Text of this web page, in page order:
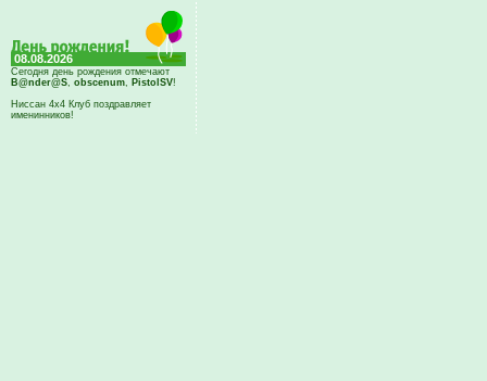
08.08.2026
Сегодня день рождения отмечают
B@nder@S, obscenum, PistolSV!
Ниссан 4х4 Клуб поздравляет
именинников!